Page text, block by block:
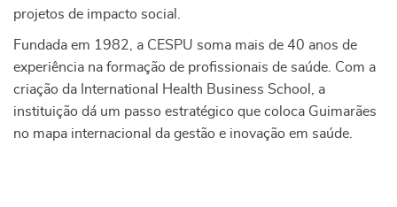
projetos de impacto social.
Fundada em 1982, a CESPU soma mais de 40 anos de
experiência na formação de profissionais de saúde. Com a
criação da International Health Business School, a
instituição dá um passo estratégico que coloca Guimarães
no mapa internacional da gestão e inovação em saúde.